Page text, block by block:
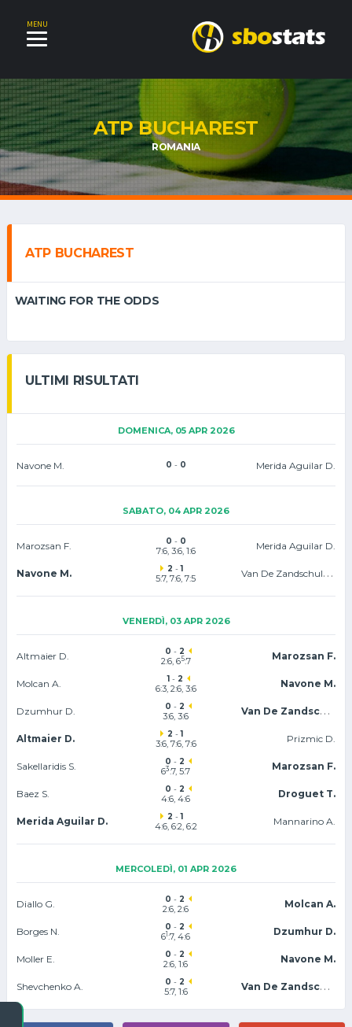
MENU
ATP BUCHAREST
ROMANIA
ATP BUCHAREST
WAITING FOR THE ODDS
ULTIMI RISULTATI
DOMENICA, 05 APR 2026
Navone M. 0 - 0 Merida Aguilar D.
SABATO, 04 APR 2026
Marozsan F. 0 - 0
7:6, 3:6, 1:6 Merida Aguilar D.
Navone M. 2 -1
5:7, 7:6, 7:5 Van De Zandschulp B.
VENERDÌ, 03 APR 2026
Altmaier D. 0 - 2
2:6, 65:7 Marozsan F.
Molcan A. 1- 2
6:3, 2:6, 3:6 Navone M.
Dzumhur D. 0 - 2
3:6, 3:6 Van De Zandschulp B.
Altmaier D. 2 -1
3:6, 7:6, 7:6 Prizmic D.
Sakellaridis S. 0 - 2
63:7, 5:7 Marozsan F.
Baez S. 0 - 2
4:6, 4:6 Droguet T.
Merida Aguilar D. 2 -1
4:6, 6:2, 6:2 Mannarino A.
MERCOLEDÌ, 01 APR 2026
Diallo G. 0 - 2
2:6, 2:6 Molcan A.
Borges N. 0 - 2
61:7, 4:6 Dzumhur D.
Moller E. 0 - 2
2:6, 1:6 Navone M.
Shevchenko A. 0 - 2
5:7, 1:6 Van De Zandschulp B.